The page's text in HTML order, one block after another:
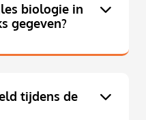
biologie in
gegeven?
tijdens de